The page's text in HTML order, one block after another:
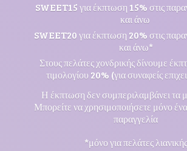
SWEET15 για έκπτωση 15% στις
και άνω
SWEET20 για έκπτωση 20% στις
και άνω*
Στους πελάτες χονδρικής δίνουμε
τιμολογίου 20% (για συναφείς
Η έκπτωση δεν συμπεριλαμβάνει τα
Μπορείτε να χρησιμοποιήσετε μόνο
παραγγελία
*μόνο για πελάτες λιανικής